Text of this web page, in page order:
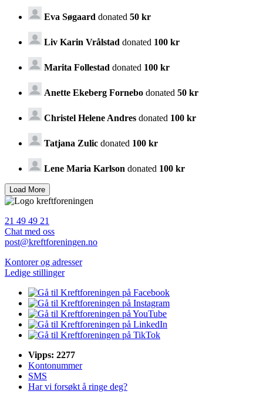
Eva Søgaard donated 50 kr
Liv Karin Vrålstad donated 100 kr
Marita Follestad donated 100 kr
Anette Ekeberg Fornebo donated 50 kr
Christel Helene Andres donated 100 kr
Tatjana Zulic donated 100 kr
Lene Maria Karlson donated 100 kr
21 49 49 21
Chat med oss
post@kreftforeningen.no
Kontorer og adresser
Ledige stillinger
Vipps: 2277
Kontonummer
SMS
Har vi forsøkt å ringe deg?